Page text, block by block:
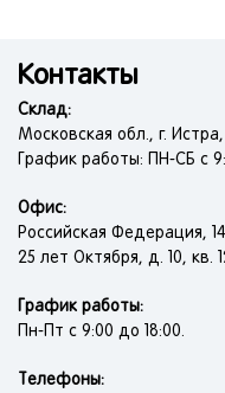
Контакты
Склад:
Московская обл., г.
График работы: ПН-СБ с
Офис:
Российская Федерация,
25 лет Октября, д. 10, кв.
График работы:
Пн-Пт с 9:00 до 18:00.
Телефоны: